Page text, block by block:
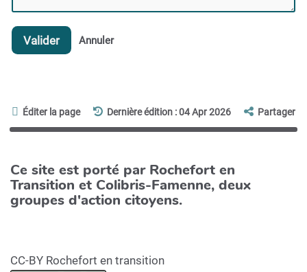
Valider Annuler
Éditer la page Dernière édition : 04 Apr 2026 Partager
Ce site est porté par Rochefort en
Transition et Colibris-Famenne, deux
groupes d'action citoyens.
CC-BY Rochefort en transition